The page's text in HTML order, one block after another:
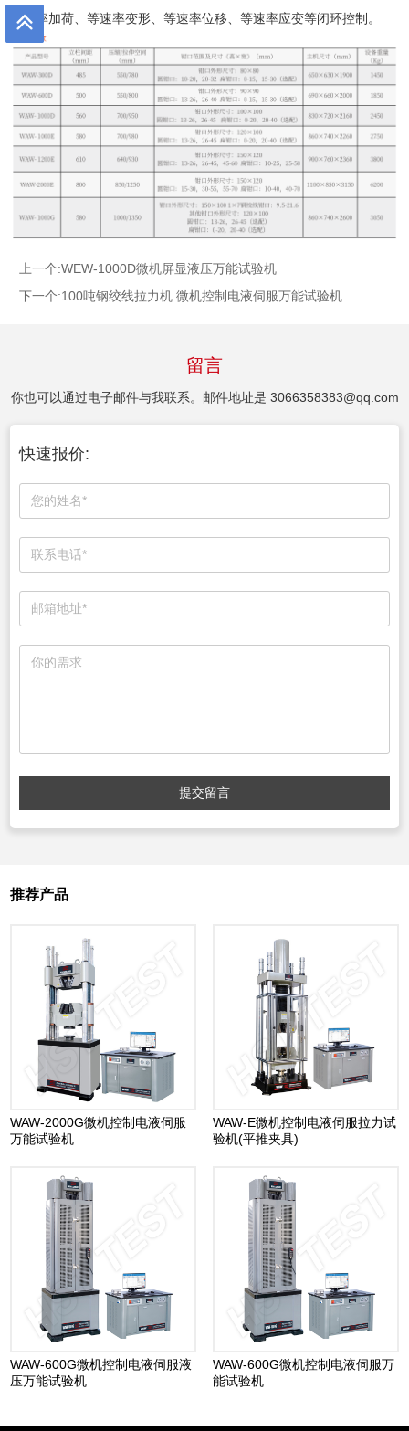
等速率加荷、等速率变形、等速率位移、等速率应变等闭环控制。
上一个:WEW-1000D微机屏显液压万能试验机
下一个:100吨钢绞线拉力机 微机控制电液伺服万能试验机
留言
你也可以通过电子邮件与我联系。邮件地址是 3066358383@qq.com
快速报价:
提交留言
推荐产品
WAW-2000G微机控制电液伺服
万能试验机
WAW-E微机控制电液伺服拉力试
验机(平推夹具)
WAW-600G微机控制电液伺服液
压万能试验机
WAW-600G微机控制电液伺服万
能试验机